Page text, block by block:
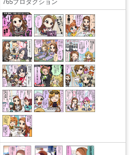
765プロダクション